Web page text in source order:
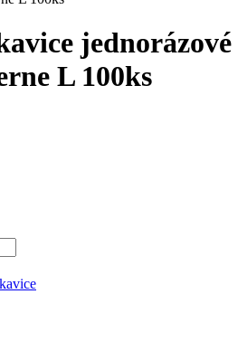
jednorázové
L 100ks